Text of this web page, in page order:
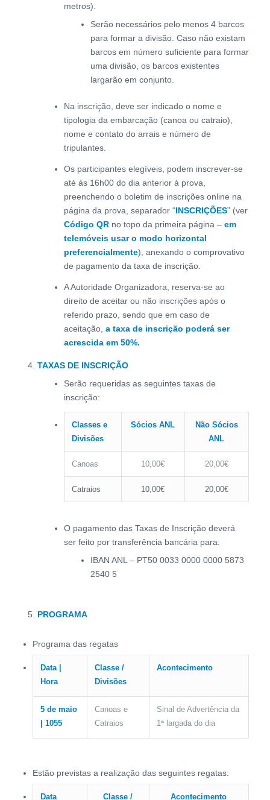
metros).
Serão necessários pelo menos 4 barcos
para formar a divisão. Caso não existam
barcos em número suficiente para formar
uma divisão, os barcos existentes
largarão em conjunto.
Na inscrição, deve ser indicado o nome e
tipologia da embarcação (canoa ou catraio),
nome e contato do arrais e número de
tripulantes.
Os participantes elegíveis, podem inscrever-se
até às 16h00 do dia anterior à prova,
preenchendo o boletim de inscrições online na
página da prova, separador “INSCRIÇÕES” (ver
Código QRno topo da primeira página – em
telemóveis usar o modo horizontal
preferencialmente), anexando o comprovativo
de pagamento da taxa de inscrição.
A Autoridade Organizadora, reserva-se ao
direito de aceitar ou não inscrições após o
referido prazo, sendo que em caso de
aceitação, a taxa de inscrição poderá ser
acrescida em 50%.
TAXAS DE INSCRIÇÃO
Serão requeridas as seguintes taxas de
inscrição:
Classes e
Divisões
Sócios ANL
Não Sócios
ANL
Canoas 10,00€ 20,00€
Catraios 10,00€ 20,00€
O pagamento das Taxas de Inscrição deverá
ser feito por transferência bancária para:
IBAN ANL – PT50 0033 0000 0000 5873
2540 5
PROGRAMA
Programa das regatas
Data |
Hora
Classe /
Divisões
Acontecimento
5 de maio
| 1055
Canoas e
Catraios
Sinal de Advertência da
1ª largada do dia
Estão previstas a realização das seguintes regatas:
Data Classe / Acontecimento